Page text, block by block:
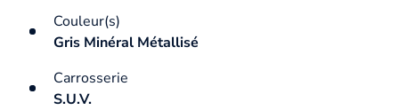
Couleur(s)
Gris Minéral Métallisé
Carrosserie
S.U.V.